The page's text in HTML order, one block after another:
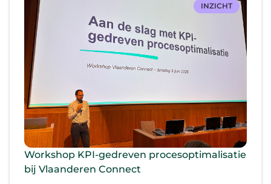
INZICHT
Workshop KPI-gedreven procesoptimalisatie
bij Vlaanderen Connect